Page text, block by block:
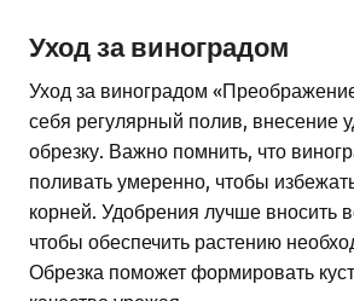
Уход за виноградом
Уход за виноградом
себя регулярный полив, внесение
обрезку. Важно помнить, что
поливать умеренно, чтобы
корней. Удобрения лучше вносить
чтобы обеспечить растению
Обрезка поможет формировать